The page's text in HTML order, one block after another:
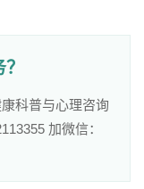
科普与心理咨询
加微信：